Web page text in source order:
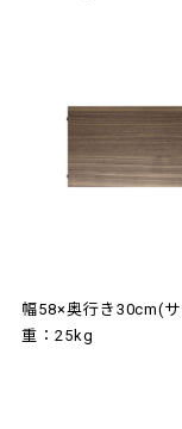
幅58×奥行き30cm(
重：25kg